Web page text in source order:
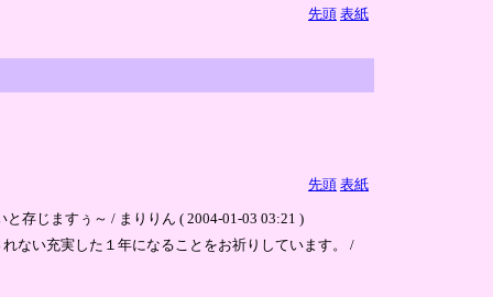
先頭 表紙
先頭 表紙
存じますぅ～ / まりりん ( 2004-01-03 03:21 )
ない充実した１年になることをお祈りしています。 /